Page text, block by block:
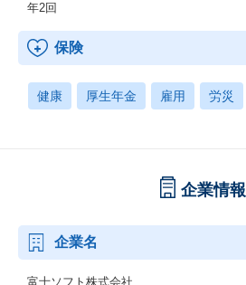
年2回
保険
健康 厚生年金 雇用 労災
企業情報
企業名
富士ソフト株式会社